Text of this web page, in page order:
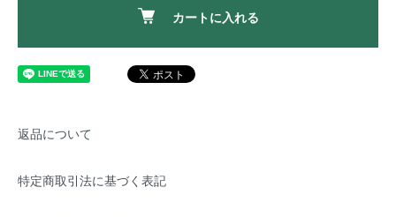
カートに入れる
返品について
特定商取引法に基づく表記